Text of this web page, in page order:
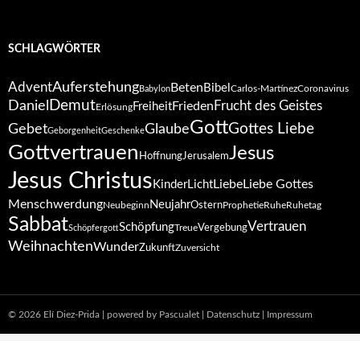
SCHLAGWÖRTER
AdventAuferstehungBabylonBeten Bibel Carlos-MartínezCoronavirus
Daniel DemutErlösungFreiheitFrieden Frucht des Geistes
GebetGeborgenheitGeschenkeGlaubeGottGottes Liebe
Gottvertrauen HoffnungJerusalemJesus
Jesus Christus KinderLichtLiebeLiebe Gottes
MenschwerdungNeubeginn NeujahrOsternProphetieRuheRuhetag
SabbatSchöpfergottSchöpfungTreueVergebungVertrauen
WeihnachtenWunderZukunftZuversicht
© 2026 Elí Diez-Prida powered by Pascualet Datenschutz Impressum